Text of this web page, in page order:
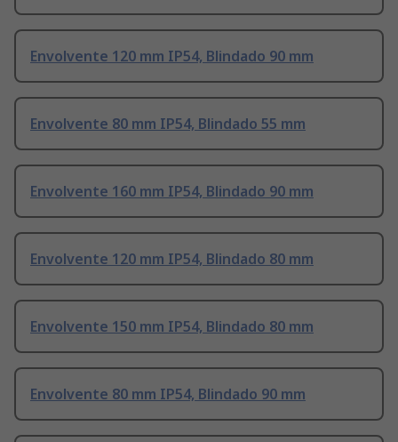
Envolvente 120 mm IP54, Blindado 90 mm
Envolvente 80 mm IP54, Blindado 55 mm
Envolvente 160 mm IP54, Blindado 90 mm
Envolvente 120 mm IP54, Blindado 80 mm
Envolvente 150 mm IP54, Blindado 80 mm
Envolvente 80 mm IP54, Blindado 90 mm